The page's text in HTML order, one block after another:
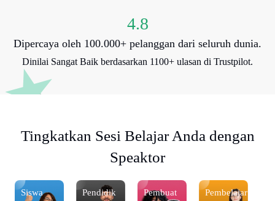
4.8
Dipercaya oleh 100.000+ pelanggan dari seluruh dunia.
Dinilai Sangat Baik berdasarkan 1100+ ulasan di Trustpilot.
Tingkatkan Sesi Belajar Anda dengan
Speaktor
Siswa Pendidik
Pembuat
Pembelajar